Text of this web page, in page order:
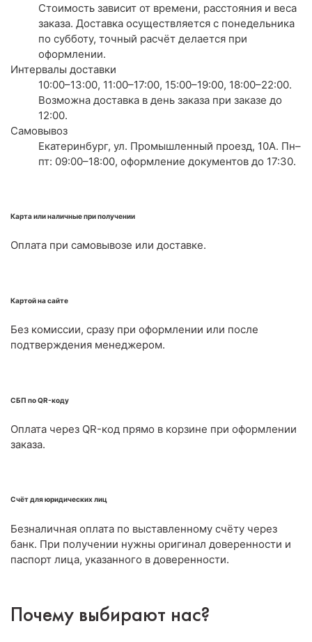
Стоимость зависит от времени, расстояния и веса
заказа. Доставка осуществляется с понедельника
по субботу, точный расчёт делается при
оформлении.
Интервалы доставки
10:00–13:00, 11:00–17:00, 15:00–19:00, 18:00–22:00.
Возможна доставка в день заказа при заказе до
12:00.
Самовывоз
Екатеринбург, ул. Промышленный проезд, 10А. Пн–
пт: 09:00–18:00, оформление документов до 17:30.
Карта или наличные при получении
Оплата при самовывозе или доставке.
Картой на сайте
Без комиссии, сразу при оформлении или после
подтверждения менеджером.
СБП по QR-коду
Оплата через QR-код прямо в корзине при оформлении
заказа.
Счёт для юридических лиц
Безналичная оплата по выставленному счёту через
банк. При получении нужны оригинал доверенности и
паспорт лица, указанного в доверенности.
Почему выбирают нас?